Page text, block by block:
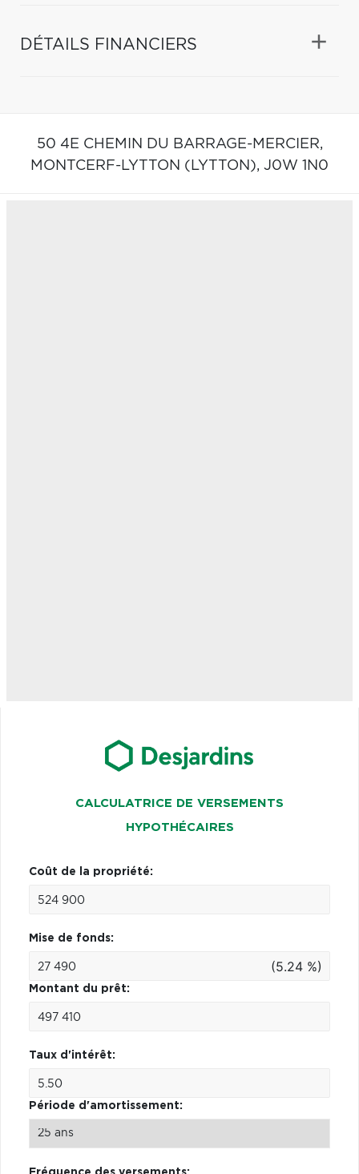
DÉTAILS FINANCIERS
50 4E CHEMIN DU BARRAGE-MERCIER,
MONTCERF-LYTTON (LYTTON), J0W 1N0
CALCULATRICE DE VERSEMENTS
HYPOTHÉCAIRES
Coût de la propriété:
Mise de fonds:
(5.24 %)
Montant du prêt:
Taux d'intérêt:
Période d'amortissement: